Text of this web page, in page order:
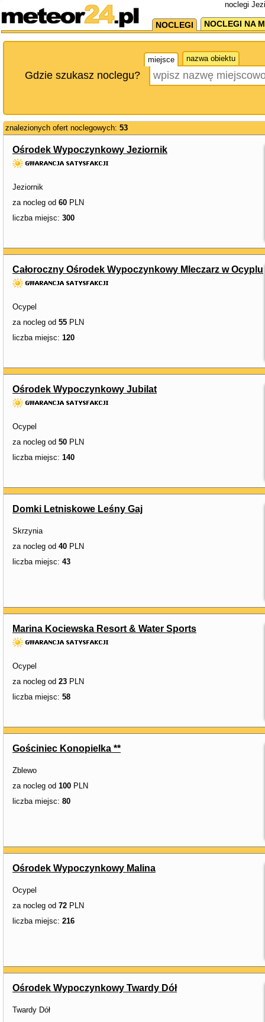
noclegi
NOCLEGI NOCLEGI NA
miejsce nazwa obiektu
Gdzie szukasz noclegu?
znalezionych ofert noclegowych: 53
Ośrodek Wypoczynkowy Jeziornik
Jeziornik
za nocleg od 60 PLN
liczba miejsc: 300
Całoroczny Ośrodek Wypoczynkowy Mleczarz w Ocyplu
Ocypel
za nocleg od 55 PLN
liczba miejsc: 120
Ośrodek Wypoczynkowy Jubilat
Ocypel
za nocleg od 50 PLN
liczba miejsc: 140
Domki Letniskowe Leśny Gaj
Skrzynia
za nocleg od 40 PLN
liczba miejsc: 43
Marina Kociewska Resort & Water Sports
Ocypel
za nocleg od 23 PLN
liczba miejsc: 58
Gościniec Konopielka **
Zblewo
za nocleg od 100 PLN
liczba miejsc: 80
Ośrodek Wypoczynkowy Malina
Ocypel
za nocleg od 72 PLN
liczba miejsc: 216
Ośrodek Wypoczynkowy Twardy Dół
Twardy Dół